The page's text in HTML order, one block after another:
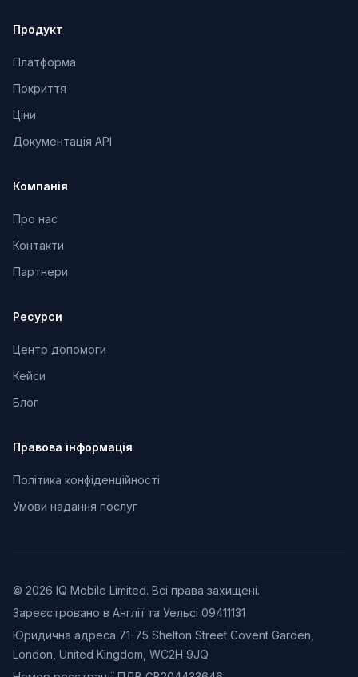
Продукт
Платформа
Покриття
Ціни
Документація API
Компанія
Про нас
Контакти
Партнери
Ресурси
Центр допомоги
Кейси
Блог
Правова інформація
Політика конфіденційності
Умови надання послуг
© 2026 IQ Mobile Limited. Всі права захищені.
Зареєстровано в Англії та Уельсі 09411131
Юридична адреса 71-75 Shelton Street Covent Garden,
London, United Kingdom, WC2H 9JQ